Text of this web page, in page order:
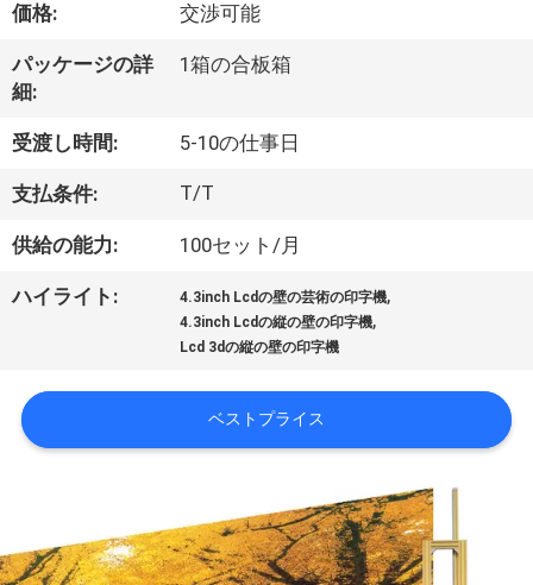
達
に
つ
い
て
工
旅
行
価格: 交渉可能
パッケージの詳
細:
1箱の合板箱
受渡し時間: 5-10の仕事日
支払条件: T/T
供給の能力: 100セット/月
ハイライト: 4.3inch Lcdの壁の芸術の印字機,
4.3inch Lcdの縦の壁の印字機,
Lcd 3dの縦の壁の印字機
ベストプライス